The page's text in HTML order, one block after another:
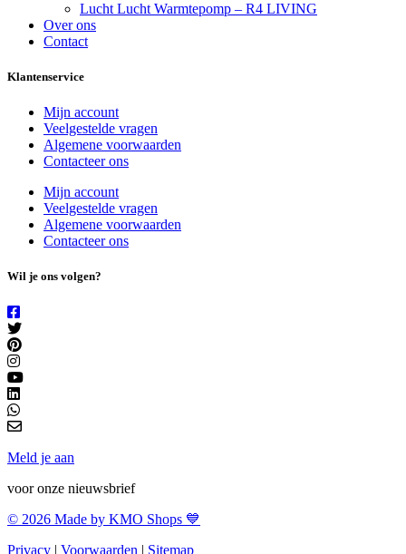
Lucht Lucht Warmtepomp – R4 LIVING
Over ons
Contact
Klantenservice
Mijn account
Veelgestelde vragen
Algemene voorwaarden
Contacteer ons
Mijn account
Veelgestelde vragen
Algemene voorwaarden
Contacteer ons
Wil je ons volgen?
Meld je aan
voor onze nieuwsbrief
© 2026 Made by KMO Shops 💙
Privacy | Voorwaarden | Sitemap